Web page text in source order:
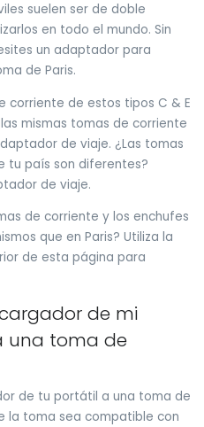
suelen ser de doble
en todo el mundo. Sin
un adaptador para
de Paris.
corriente de estos tipos C & E
mismas tomas de corriente
de viaje. ¿Las tomas
tu país son diferentes?
de viaje.
de corriente y los enchufes
que en Paris? Utiliza la
de esta página para
de mi
una toma de
de tu portátil a una toma de
la toma sea compatible con